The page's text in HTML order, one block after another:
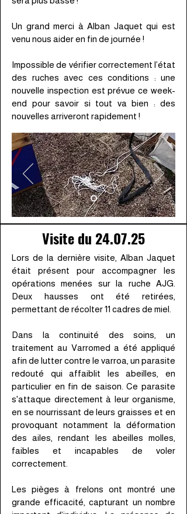
Un grand merci à Alban Jaquet qui est
venu nous aider en fin de journée !
Impossible de vérifier correctement l’état
des ruches avec ces conditions : une
nouvelle inspection est prévue ce week-
end pour savoir si tout va bien : des
nouvelles arriveront rapidement !
Visite du 24.07.25
Lors de la dernière visite, Alban Jaquet
était présent pour accompagner les
opérations menées sur la ruche AJG.
Deux hausses ont été retirées,
permettant de récolter 11 cadres de miel.
Dans la continuité des soins, un
traitement au Varromed a été appliqué
afin de lutter contre le varroa, un parasite
redouté qui affaiblit les abeilles, en
particulier en fin de saison. Ce parasite
s'attaque directement à leur organisme,
en se nourrissant de leurs graisses et en
provoquant notamment la déformation
des ailes, rendant les abeilles molles,
faibles et incapables de voler
correctement.
Les pièges à frelons ont montré une
grande efficacité, capturant un nombre